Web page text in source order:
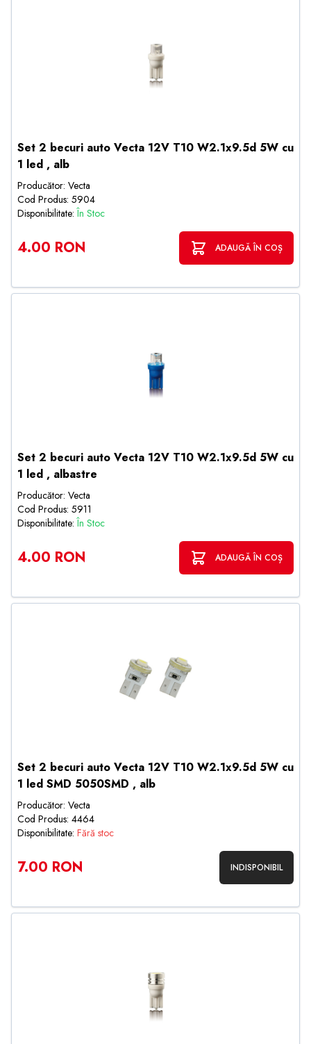
Set 2 becuri auto Vecta 12V T10 W2.1x9.5d 5W cu
1 led , alb
Producător: Vecta
Cod Produs: 5904
Disponibilitate:În Stoc
4.00 RON ADAUGĂ ÎN COȘ
Set 2 becuri auto Vecta 12V T10 W2.1x9.5d 5W cu
1 led , albastre
Producător: Vecta
Cod Produs: 5911
Disponibilitate:În Stoc
4.00 RON ADAUGĂ ÎN COȘ
Set 2 becuri auto Vecta 12V T10 W2.1x9.5d 5W cu
1 led SMD 5050SMD , alb
Producător: Vecta
Cod Produs: 4464
Disponibilitate: Fără stoc
7.00 RON INDISPONIBIL